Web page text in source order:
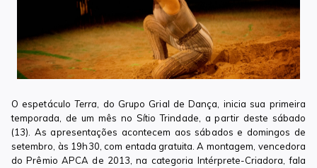
O espetáculoTerra, do Grupo Grial de Dança, inicia sua primeira
temporada, de um mês no Sítio Trindade, a partir deste sábado
(13). As apresentações acontecem aos sábados e domingos de
setembro, às 19h30, com entada gratuita. A montagem, vencedora
do Prêmio APCA de 2013, na categoria Intérprete-Criadora, fala